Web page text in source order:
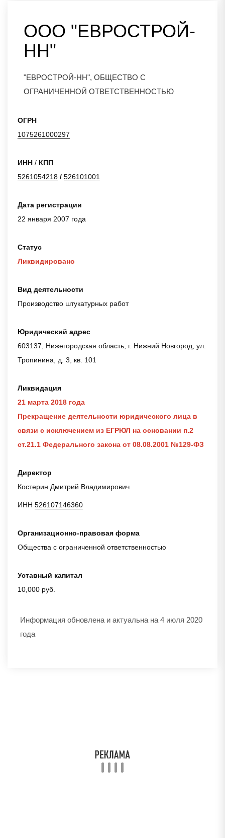
ООО "ЕВРОСТРОЙ-
НН"
"ЕВРОСТРОЙ-НН", ОБЩЕСТВО С
ОГРАНИЧЕННОЙ ОТВЕТСТВЕННОСТЬЮ
ОГРН
1075261000297
ИНН / КПП
5261054218 / 526101001
Дата регистрации
22 января 2007 года
Статус
Ликвидировано
Вид деятельности
Производство штукатурных работ
Юридический адрес
603137, Нижегородская область, г. Нижний Новгород, ул.
Тропинина, д. 3, кв. 101
Ликвидация
21 марта 2018 года
Прекращение деятельности юридического лица в
связи с исключением из ЕГРЮЛ на основании п.2
ст.21.1 Федерального закона от 08.08.2001 №129-ФЗ
Директор
Костерин Дмитрий Владимирович
ИНН 526107146360
Организационно-правовая форма
Общества с ограниченной ответственностью
Уставный капитал
10,000 руб.
Информация обновлена и актуальна на 4 июля 2020
года